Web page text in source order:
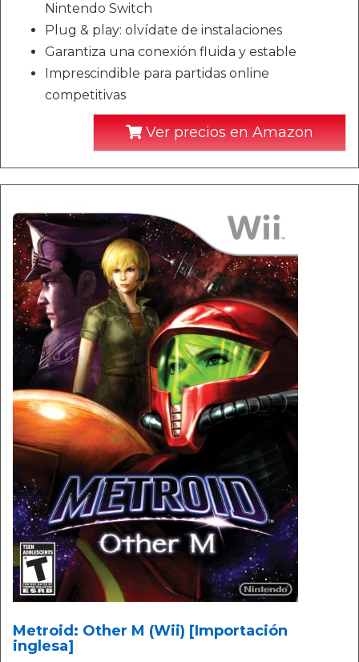
Nintendo Switch
Plug & play: olvídate de instalaciones
Garantiza una conexión fluida y estable
Imprescindible para partidas online
competitivas
Ver precios en Amazon
Metroid: Other M (Wii) [Importación
inglesa]